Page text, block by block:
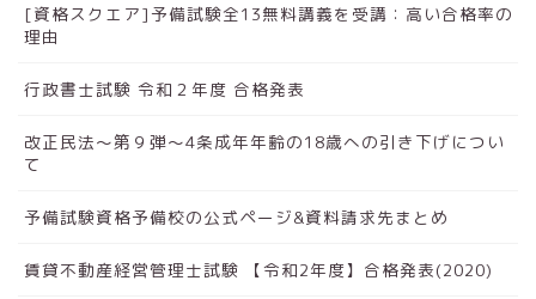
[資格スクエア]予備試験全13無料講義を受講：高い合格率の
理由
行政書士試験 令和２年度 合格発表
改正民法～第９弾～4条成年年齢の18歳への引き下げについ
て
予備試験資格予備校の公式ページ&資料請求先まとめ
賃貸不動産経営管理士試験 【令和2年度】合格発表(2020)